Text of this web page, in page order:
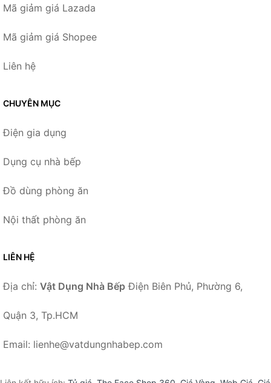
Mã giảm giá Lazada
Mã giảm giá Shopee
Liên hệ
CHUYÊN MỤC
Điện gia dụng
Dụng cụ nhà bếp
Đồ dùng phòng ăn
Nội thất phòng ăn
LIÊN HỆ
Địa chỉ: Vật Dụng Nhà Bếp Điện Biên Phủ, Phường 6,
Quận 3, Tp.HCM
Email: lienhe@vatdungnhabep.com